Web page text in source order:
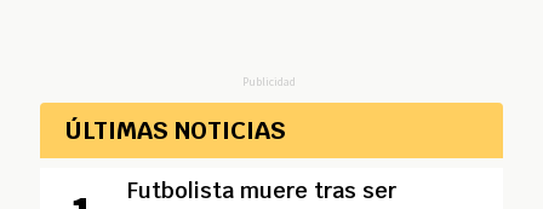
Publicidad
ÚLTIMAS NOTICIAS
Futbolista muere tras ser